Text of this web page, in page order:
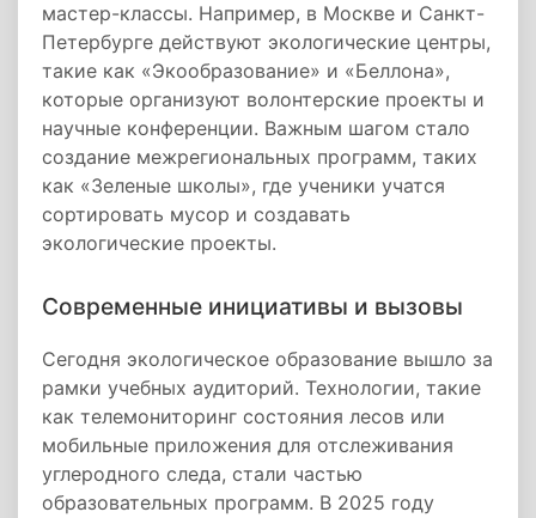
мастер-классы. Например, в Москве и Санкт-
Петербурге действуют экологические центры,
такие как «Экообразование» и «Беллона»,
которые организуют волонтерские проекты и
научные конференции. Важным шагом стало
создание межрегиональных программ, таких
как «Зеленые школы», где ученики учатся
сортировать мусор и создавать
экологические проекты.
Современные инициативы и вызовы
Сегодня экологическое образование вышло за
рамки учебных аудиторий. Технологии, такие
как телемониторинг состояния лесов или
мобильные приложения для отслеживания
углеродного следа, стали частью
образовательных программ. В 2025 году